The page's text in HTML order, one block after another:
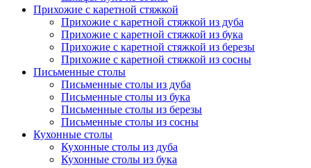
Прихожие с каретной стяжкой
Прихожие с каретной стяжкой из дуба
Прихожие с каретной стяжкой из бука
Прихожие с каретной стяжкой из березы
Прихожие с каретной стяжкой из сосны
Письменные столы
Письменные столы из дуба
Письменные столы из бука
Письменные столы из березы
Письменные столы из сосны
Кухонные столы
Кухонные столы из дуба
Кухонные столы из бука